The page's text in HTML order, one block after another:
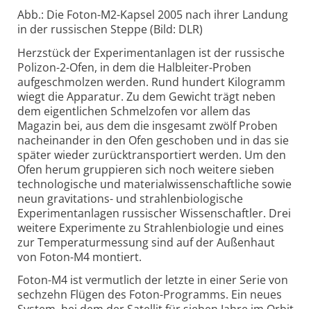
Abb.: Die Foton-M2-Kapsel 2005 nach ihrer Landung
in der russischen Steppe (Bild: DLR)
Herzstück der Experiment­anlagen ist der russische
Polizon-2-Ofen, in dem die Halbleiter-Proben
aufgeschmolzen werden. Rund hundert Kilogramm
wiegt die Apparatur. Zu dem Gewicht trägt neben
dem eigentlichen Schmelzofen vor allem das
Magazin bei, aus dem die insgesamt zwölf Proben
nacheinander in den Ofen geschoben und in das sie
später wieder zurückt­ransportiert werden. Um den
Ofen herum gruppieren sich noch weitere sieben
technologische und material­wissen­schaftliche sowie
neun gravitations- und strahlen­biologische
Experiment­anlagen russischer Wissenschaftler. Drei
weitere Experimente zu Strahlen­biologie und eines
zur Temperatur­messung sind auf der Außenhaut
von Foton-M4 montiert.
Foton-M4 ist vermutlich der letzte in einer Serie von
sechzehn Flügen des Foton-Programms. Ein neues